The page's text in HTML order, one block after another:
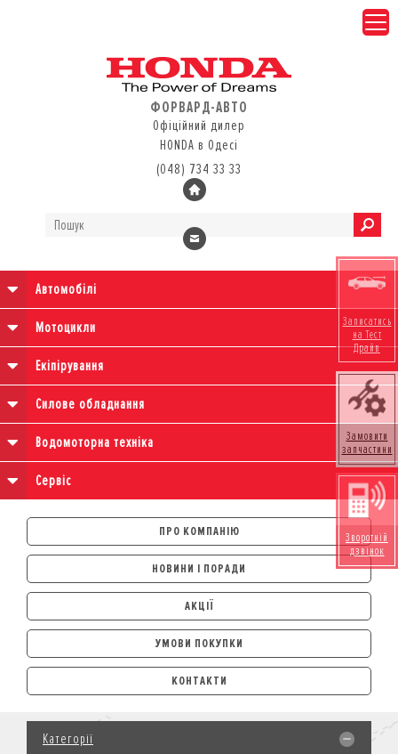
ФОРВАРД-АВТО
Офіційний дилер
HONDA в Одесі
(048) 734 33 33
Автомобілі
Мотоцикли
Екіпірування
Силове обладнання
Водомоторна техніка
Сервіс
ПРО КОМПАНІЮ
НОВИНИ І ПОРАДИ
АКЦІЇ
УМОВИ ПОКУПКИ
АВТОМОБІЛІ
ЛІЗИНГ
КРЕДИТ
СТРАХУВАННЯ
КОНТАКТИ
Записатись
на Тест
Драйв
Замовити
запчастини
Зворотній
дзвінок
Категорії